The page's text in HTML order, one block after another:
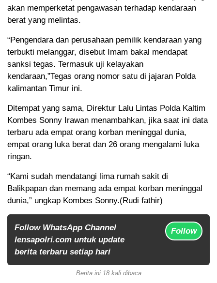
akan memperketat pengawasan terhadap kendaraan
berat yang melintas.
“Pengendara dan perusahaan pemilik kendaraan yang
terbukti melanggar, disebut Imam bakal mendapat
sanksi tegas. Termasuk uji kelayakan
kendaraan,”Tegas orang nomor satu di jajaran Polda
kalimantan Timur ini.
Ditempat yang sama, Direktur Lalu Lintas Polda Kaltim
Kombes Sonny Irawan menambahkan, jika saat ini data
terbaru ada empat orang korban meninggal dunia,
empat orang luka berat dan 26 orang mengalami luka
ringan.
“Kami sudah mendatangi lima rumah sakit di
Balikpapan dan memang ada empat korban meninggal
dunia,” ungkap Kombes Sonny.(Rudi fathir)
Follow WhatsApp Channel
lensapolri.com untuk update
berita terbaru setiap hari
Follow
Berita ini 18 kali dibaca